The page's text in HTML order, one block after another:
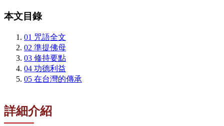
本文目錄
01 咒語全文
02 準提佛母
03 修持要點
04 功德利益
05 在台灣的傳承
詳細介紹